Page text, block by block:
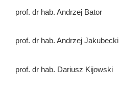
prof. dr hab. Andrzej Bator
prof. dr hab. Andrzej Jakubecki
prof. dr hab. Dariusz Kijowski